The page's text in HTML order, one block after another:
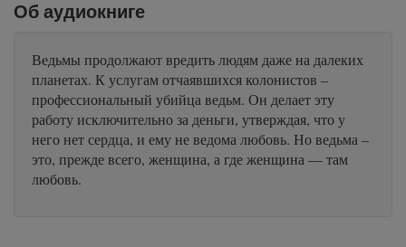
Об аудиокниге
Ведьмы продолжают вредить людям даже на далеких
планетах. К услугам отчаявшихся колонистов –
профессиональный убийца ведьм. Он делает эту
работу исключительно за деньги, утверждая, что у
него нет сердца, и ему не ведома любовь. Но ведьма –
это, прежде всего, женщина, а где женщина — там
любовь.